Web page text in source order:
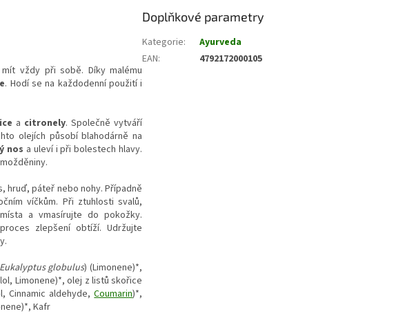
vždy při sobě. Díky malému
. Hodí se na každodenní použití i
a citronely. Společně vytváří
olejích působí blahodárně na
nos a uleví i při bolestech hlavy.
hruď, páteř nebo nohy. Případně
víčkům. Při ztuhlosti svalů,
a vmasírujte do pokožky.
zlepšení obtíží. Udržujte
Eukalyptus globulus) (Limonene)*,
Limonene)*, olej z listů skořice
Cinnamic aldehyde,Coumarin)*,
Kafr
Doplňkové parametry
Kategorie:
Ayurveda
EAN: 4792172000105